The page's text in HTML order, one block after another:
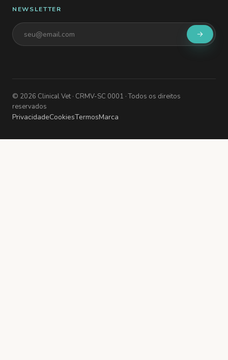
NEWSLETTER
© 2026 Clinical Vet · CRMV-SC 0001 · Todos os direitos
reservados
PrivacidadeCookiesTermosMarca